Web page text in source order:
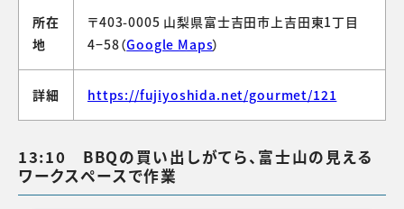
所在
地
〒403-0005 山梨県富士吉田市上吉田東1丁目
4−58（Google Maps）
詳細 https://fujiyoshida.net/gourmet/121
13:10 BBQの買い出しがてら、富士山の見える
ワークスペースで作業